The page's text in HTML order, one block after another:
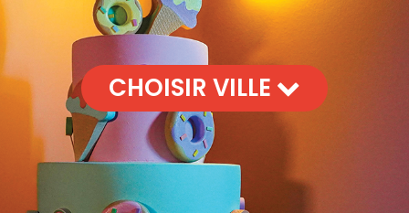
CHOISIR VILLE